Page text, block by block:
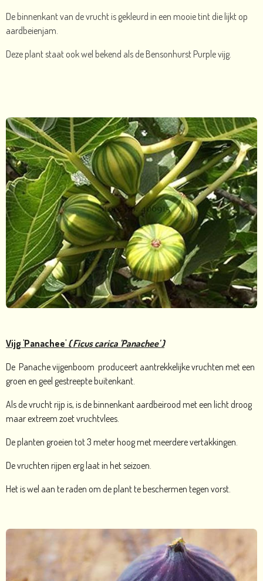
De binnenkant van de vrucht is gekleurd in een mooie tint die lijkt op
aardbeienjam.
Deze plant staat ook wel bekend als de Bensonhurst Purple vijg.
Vijg 'Panachee' ( Ficus carica 'Panachee' )
De Panache vijgenboom produceert aantrekkelijke vruchten met een
groen en geel gestreepte buitenkant.
Als de vrucht rijp is, is de binnenkant aardbeirood met een licht droog
maar extreem zoet vruchtvlees.
De planten groeien tot 3 meter hoog met meerdere vertakkingen.
De vruchten rijpen erg laat in het seizoen.
Het is wel aan te raden om de plant te beschermen tegen vorst.